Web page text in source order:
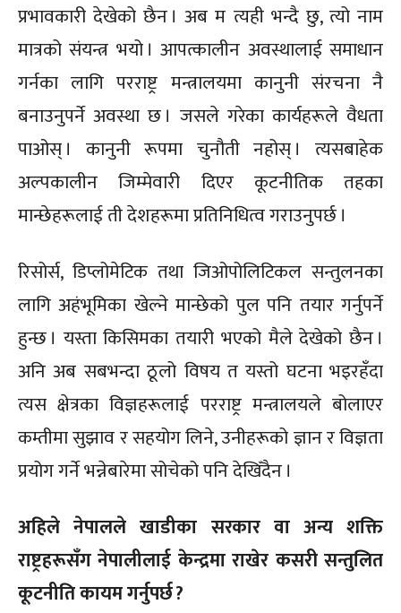
प्रभावकारी देखेको छैन । अब म त्यही भन्दै छु, त्यो नाम
मात्रको संयन्त्र भयो । आपत्कालीन अवस्थालाई समाधान
गर्नका लागि परराष्ट्र मन्त्रालयमा कानुनी संरचना नै
बनाउनुपर्ने अवस्था छ । जसले गरेका कार्यहरूले वैधता
पाओस् । कानुनी रूपमा चुनौती नहोस् । त्यसबाहेक
अल्पकालीन जिम्मेवारी दिएर कूटनीतिक तहका
मान्छेहरूलाई ती देशहरूमा प्रतिनिधित्व गराउनुपर्छ ।
रिसोर्स, डिप्लोमेटिक तथा जिओपोलिटिकल सन्तुलनका
लागि अहंभूमिका खेल्ने मान्छेको पुल पनि तयार गर्नुपर्ने
हुन्छ । यस्ता किसिमका तयारी भएको मैले देखेको छैन ।
अनि अब सबभन्दा ठूलो विषय त यस्तो घटना भइरहँदा
त्यस क्षेत्रका विज्ञहरूलाई परराष्ट्र मन्त्रालयले बोलाएर
कम्तीमा सुझाव र सहयोग लिने, उनीहरूको ज्ञान र विज्ञता
प्रयोग गर्ने भन्नेबारेमा सोचेको पनि देखिँदैन ।
अहिले नेपालले खाडीका सरकार वा अन्य शक्ति
राष्ट्रहरूसँग नेपालीलाई केन्द्रमा राखेर कसरी सन्तुलित
कूटनीति कायम गर्नुपर्छ ?